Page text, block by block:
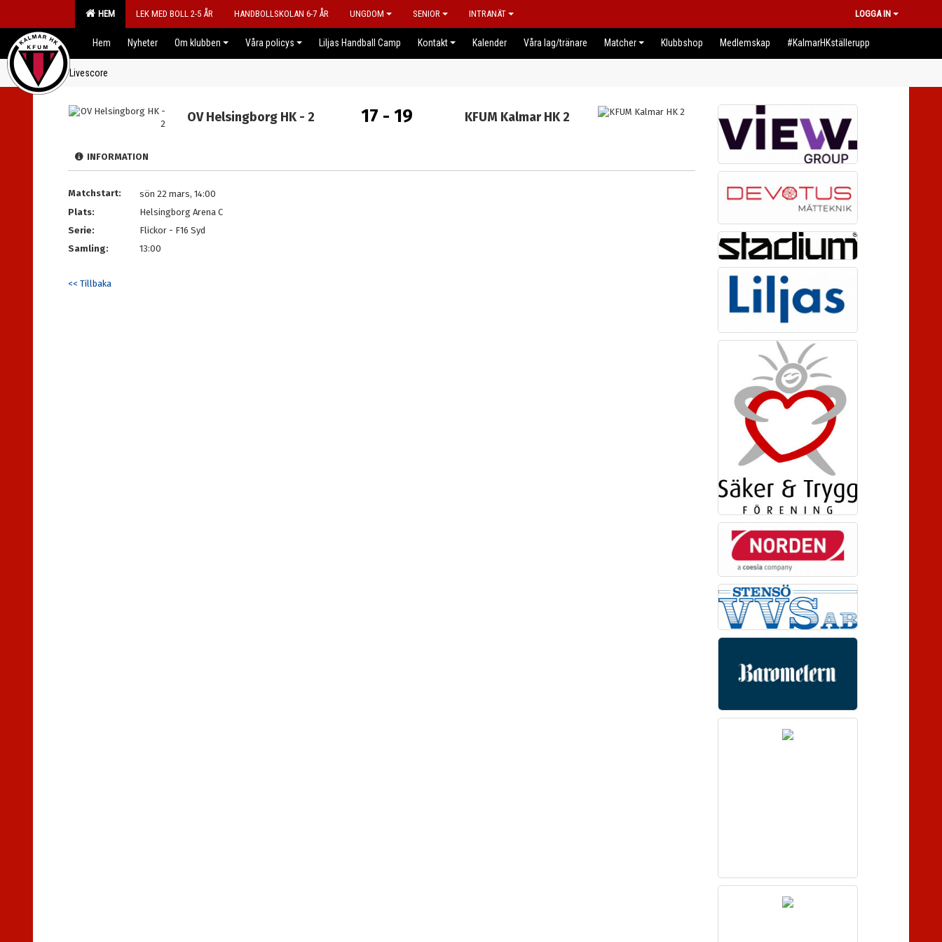
HEM LEK MED BOLL 2-5 ÅR HANDBOLLSKOLAN 6-7 ÅR UNGDOM SENIOR INTRANÄT LOGGA IN
Hem Nyheter Om klubben Våra policys Liljas Handball Camp Kontakt Kalender Våra lag/tränare Matcher Klubbshop Medlemskap #KalmarHKställerupp
Livescore
OV Helsingborg HK - 2 17 - 19 KFUM Kalmar HK 2
INFORMATION
Matchstart:
sön 22 mars, 14:00
Plats:
Helsingborg Arena C
Serie:
Flickor - F16 Syd
Samling:
13:00
<< Tillbaka